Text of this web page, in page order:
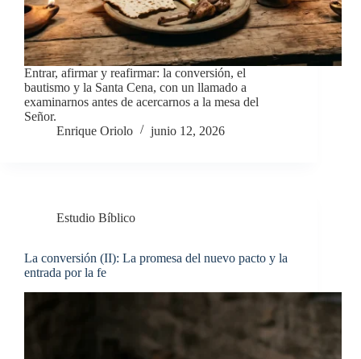
Entrar, afirmar y reafirmar: la conversión, el
bautismo y la Santa Cena, con un llamado a
examinarnos antes de acercarnos a la mesa del
Señor.
Enrique Oriolo
junio 12, 2026
Estudio Bíblico
La conversión (II): La promesa del nuevo pacto y la
entrada por la fe